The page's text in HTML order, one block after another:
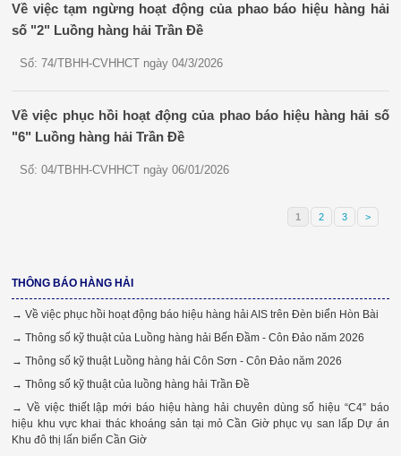
Về việc tạm ngừng hoạt động của phao báo hiệu hàng hải
số "2" Luồng hàng hải Trần Đề
Số: 74/TBHH-CVHHCT ngày 04/3/2026
Về việc phục hồi hoạt động của phao báo hiệu hàng hải số
"6" Luồng hàng hải Trần Đề
Số: 04/TBHH-CVHHCT ngày 06/01/2026
1 2 3 >
THÔNG BÁO HÀNG HẢI
→ Về việc phục hồi hoạt động báo hiệu hàng hải AIS trên Đèn biển Hòn Bài
→ Thông số kỹ thuật của Luồng hàng hải Bến Đầm - Côn Đảo năm 2026
→ Thông số kỹ thuật Luồng hàng hải Côn Sơn - Côn Đảo năm 2026
→ Thông số kỹ thuật của luồng hàng hải Trần Đề
→ Về việc thiết lập mới báo hiệu hàng hải chuyên dùng số hiệu “C4” báo
hiệu khu vực khai thác khoáng sản tại mỏ Cần Giờ phục vụ san lấp Dự án
Khu đô thị lấn biển Cần Giờ